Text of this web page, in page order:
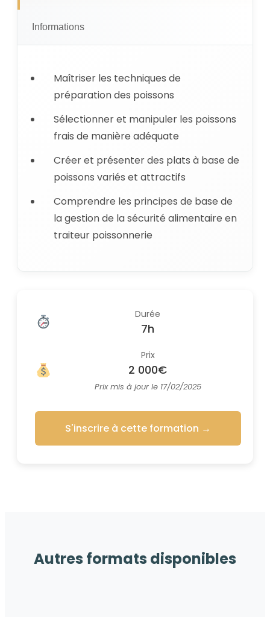
Informations
Maîtriser les techniques de
préparation des poissons
Sélectionner et manipuler les poissons
frais de manière adéquate
Créer et présenter des plats à base de
poissons variés et attractifs
Comprendre les principes de base de
la gestion de la sécurité alimentaire en
traiteur poissonnerie
Durée
7h
Prix
2 000€
Prix mis à jour le 17/02/2025
S'inscrire à cette formation →
Autres formats disponibles